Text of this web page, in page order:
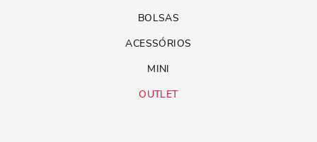
BOLSAS
ACESSÓRIOS
MINI
OUTLET